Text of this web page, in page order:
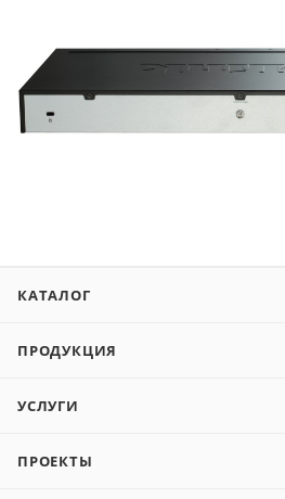
КАТАЛОГ
ПРОДУКЦИЯ
УСЛУГИ
ПРОЕКТЫ